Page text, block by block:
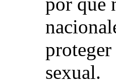
sexual.